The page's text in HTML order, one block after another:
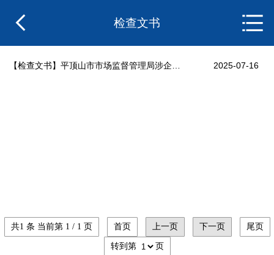
检查文书
【检查文书】 2025-07-16
共1 条 当前第 1 / 1 页 首页 上一页 下一页 尾页
转到第 页